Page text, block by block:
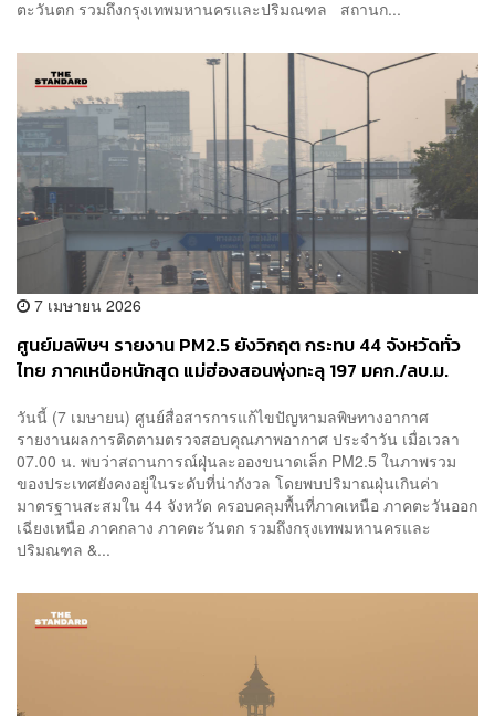
ตะวันตก รวมถึงกรุงเทพมหานครและปริมณฑล สถานก...
7 เมษายน 2026
ศูนย์มลพิษฯ รายงาน PM2.5 ยังวิกฤต กระทบ 44 จังหวัดทั่ว
ไทย ภาคเหนือหนักสุด แม่ฮ่องสอนพุ่งทะลุ 197 มคก./ลบ.ม.
วันนี้ (7 เมษายน) ศูนย์สื่อสารการแก้ไขปัญหามลพิษทางอากาศ
รายงานผลการติดตามตรวจสอบคุณภาพอากาศ ประจำวัน เมื่อเวลา
07.00 น. พบว่าสถานการณ์ฝุ่นละอองขนาดเล็ก PM2.5 ในภาพรวม
ของประเทศยังคงอยู่ในระดับที่น่ากังวล โดยพบปริมาณฝุ่นเกินค่า
มาตรฐานสะสมใน 44 จังหวัด ครอบคลุมพื้นที่ภาคเหนือ ภาคตะวันออก
เฉียงเหนือ ภาคกลาง ภาคตะวันตก รวมถึงกรุงเทพมหานครและ
ปริมณฑล &...